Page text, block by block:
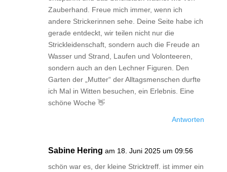
Zauberhand. Freue mich immer, wenn ich
andere Strickerinnen sehe. Deine Seite habe ich
gerade entdeckt, wir teilen nicht nur die
Strickleidenschaft, sondern auch die Freude an
Wasser und Strand, Laufen und Volonteeren,
sondern auch an den Lechner Figuren. Den
Garten der „Mutter“ der Alltagsmenschen durfte
ich Mal in Witten besuchen, ein Erlebnis. Eine
schöne Woche 👋
Antworten
Sabine Hering am 18. Juni 2025 um 09:56
schön war es, der kleine Stricktreff. ist immer ein